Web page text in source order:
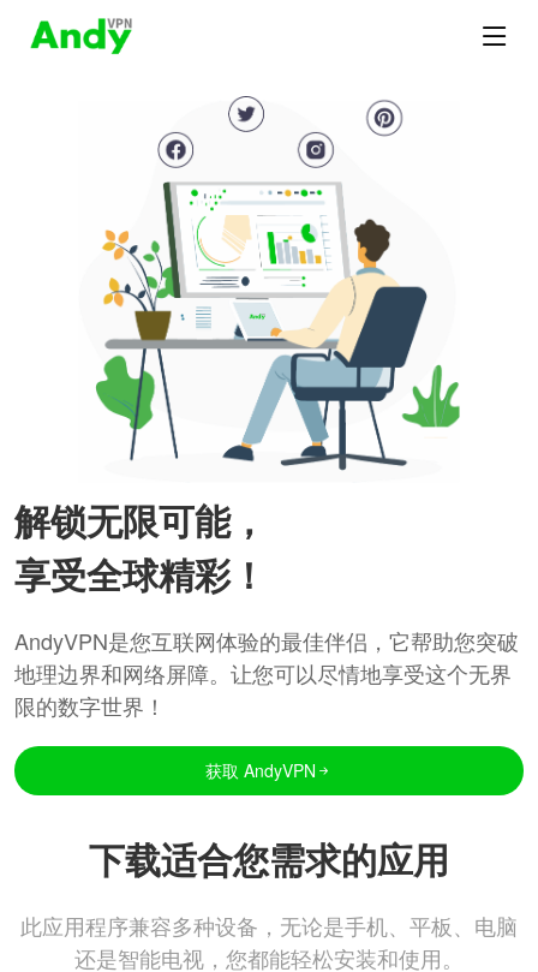
解锁无限可能，
享受全球精彩！
AndyVPN是您互联网体验的最佳伴侣，它帮助您突破
地理边界和网络屏障。让您可以尽情地享受这个无界
限的数字世界！
获取 AndyVPN
下载适合您需求的应用
此应用程序兼容多种设备，无论是手机、平板、电脑
还是智能电视，您都能轻松安装和使用。